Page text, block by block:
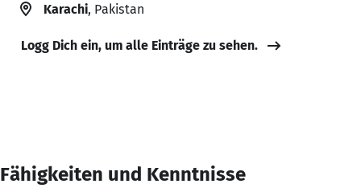
Karachi, Pakistan
Logg Dich ein, um alle Einträge zu sehen.
Fähigkeiten und Kenntnisse